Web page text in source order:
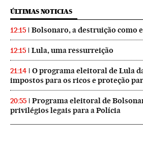
ÚLTIMAS NOTICIAS
12:15 Bolsonaro, a destruição como
12:15 Lula, uma ressurreição
21:14
O programa eleitoral de Lula
impostos para os ricos e proteção
20:55
Programa eleitoral de
privilégios legais para a Polícia